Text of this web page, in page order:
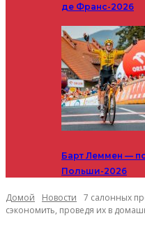
де Франс-2026
Барт Леммен —
Польши-2026
Домой Новости
7 салонных
сэкономить, проведя их в